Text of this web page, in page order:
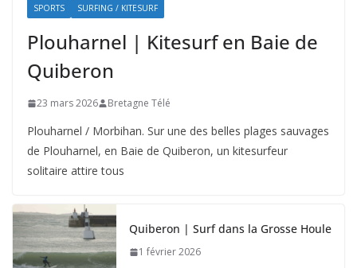
SPORTS SURFING / KITESURF
Plouharnel | Kitesurf en Baie de
Quiberon
23 mars 2026 Bretagne Télé
Plouharnel / Morbihan. Sur une des belles plages sauvages
de Plouharnel, en Baie de Quiberon, un kitesurfeur
solitaire attire tous
Quiberon | Surf dans la Grosse Houle
1 février 2026